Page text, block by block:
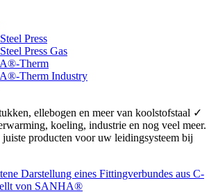
Press
Press Gas
Therm
Therm Industry
ellebogen en meer van koolstofstaal ✓
koeling, industrie en nog veel meer.
producten voor uw leidingsysteem bij